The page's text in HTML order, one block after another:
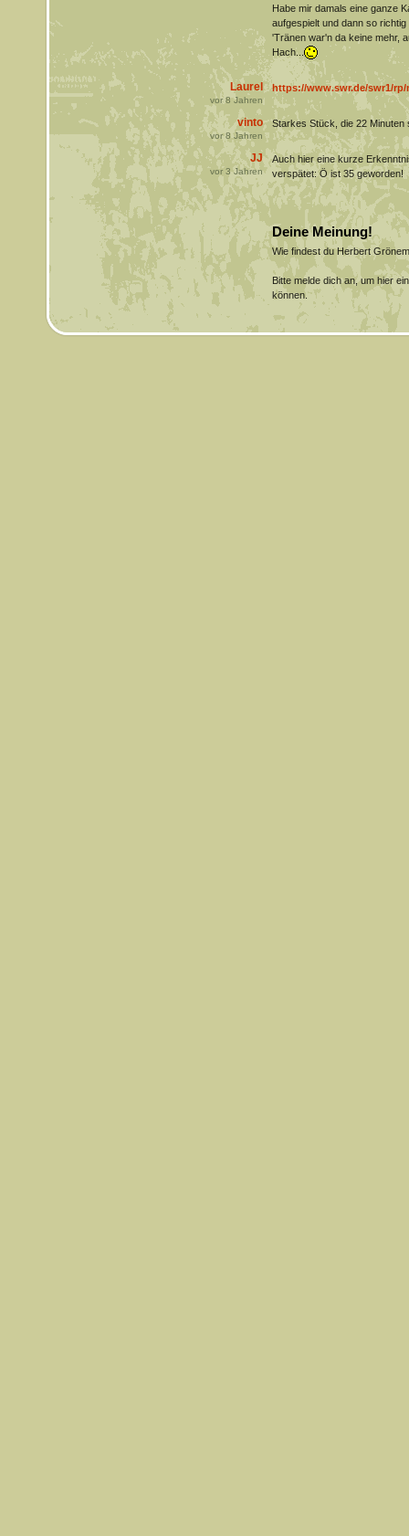
Habe mir damals eine ganze
aufgespielt und dann so
'Tränen war'n da keine mehr,
Hach...
Laurel
vor8Jahren
https://www.swr.de/swr1/
vinto
vor8Jahren
Starkes Stück, die 22 Minuten
JJ
vor3Jahren
Auch hier eine kurze
verspätet: Ö ist 35 geworden!
Deine Meinung!
Wie findest du Herbert
Bitte melde dich an, um hier
können.